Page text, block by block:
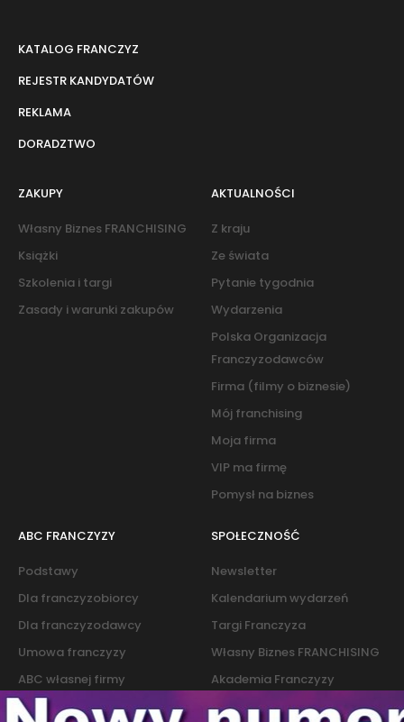
KATALOG FRANCZYZ
REJESTR KANDYDATÓW
REKLAMA
DORADZTWO
ZAKUPY
Własny Biznes FRANCHISING
Książki
Szkolenia i targi
Zasady i warunki zakupów
AKTUALNOŚCI
Z kraju
Ze świata
Pytanie tygodnia
Wydarzenia
Polska Organizacja
Franczyzodawców
Firma (filmy o biznesie)
Mój franchising
Moja firma
VIP ma firmę
Pomysł na biznes
ABC FRANCZYZY
Podstawy
Dla franczyzobiorcy
Dla franczyzodawcy
Umowa franczyzy
ABC własnej firmy
Słownik franczyzy i biznesu
SPOŁECZNOŚĆ
Newsletter
Kalendarium wydarzeń
Targi Franczyza
Własny Biznes FRANCHISING
Akademia Franczyzy
Marketing